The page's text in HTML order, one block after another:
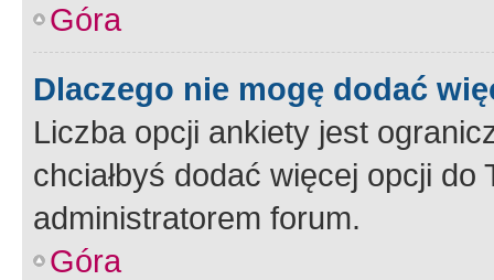
Góra
Dlaczego nie mogę dodać
Liczba opcji ankiety jest
chciałbyś dodać więcej opcji
administratorem forum.
Góra